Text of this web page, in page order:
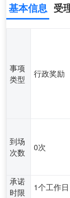
基本信息 受
事项
类型
行政奖励
到场
次数
0次
承诺
时限
1个工作日